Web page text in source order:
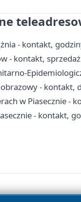
- kontakt,
- kontakt,
- kontakt,
w Piasecznie -
- kontakt,